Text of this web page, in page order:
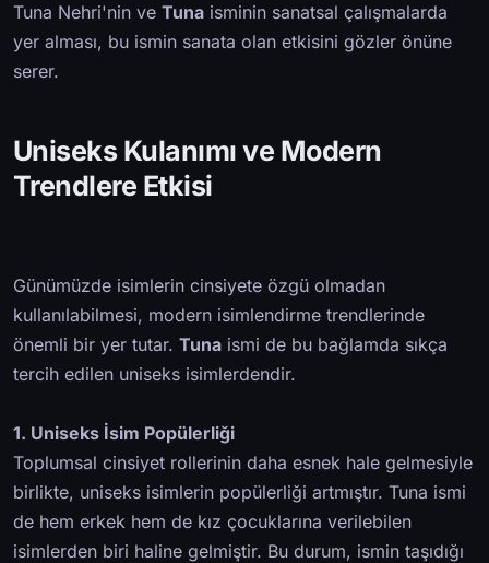
Tuna Nehri'nin ve Tuna isminin sanatsal çalışmalarda
yer alması, bu ismin sanata olan etkisini gözler önüne
serer.
Uniseks Kulanımı ve Modern
Trendlere Etkisi
Günümüzde isimlerin cinsiyete özgü olmadan
kullanılabilmesi, modern isimlendirme trendlerinde
önemli bir yer tutar. Tuna ismi de bu bağlamda sıkça
tercih edilen uniseks isimlerdendir.
1. Uniseks İsim Popülerliği
Toplumsal cinsiyet rollerinin daha esnek hale gelmesiyle
birlikte, uniseks isimlerin popülerliği artmıştır. Tuna ismi
de hem erkek hem de kız çocuklarına verilebilen
isimlerden biri haline gelmiştir. Bu durum, ismin taşıdığı